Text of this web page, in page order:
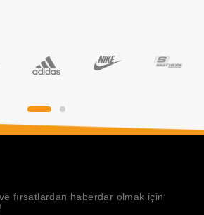
fırsatlardan haberdar olmak için